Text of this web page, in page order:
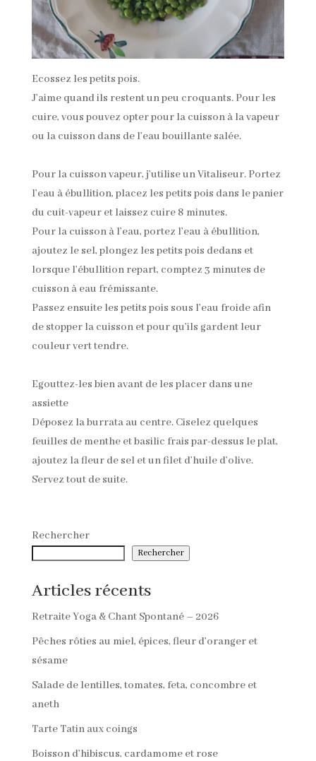
Ecossez les petits pois.
J’aime quand ils restent un peu croquants. Pour les
cuire, vous pouvez opter pour la cuisson à la vapeur
ou la cuisson dans de l’eau bouillante salée.
Pour la cuisson vapeur, j’utilise un Vitaliseur. Portez
l’eau à ébullition, placez les petits pois dans le panier
du cuit-vapeur et laissez cuire 8 minutes.
Pour la cuisson à l’eau, portez l’eau à ébullition,
ajoutez le sel, plongez les petits pois dedans et
lorsque l’ébullition repart, comptez 3 minutes de
cuisson à eau frémissante.
Passez ensuite les petits pois sous l’eau froide afin
de stopper la cuisson et pour qu’ils gardent leur
couleur vert tendre.
Egouttez-les bien avant de les placer dans une
assiette
Déposez la burrata au centre. Ciselez quelques
feuilles de menthe et basilic frais par-dessus le plat,
ajoutez la fleur de sel et un filet d’huile d’olive.
Servez tout de suite.
Rechercher
Rechercher
Articles récents
Retraite Yoga & Chant Spontané – 2026
Pêches rôties au miel, épices, fleur d’oranger et
sésame
Salade de lentilles, tomates, feta, concombre et
aneth
Tarte Tatin aux coings
Boisson d’hibiscus, cardamome et rose